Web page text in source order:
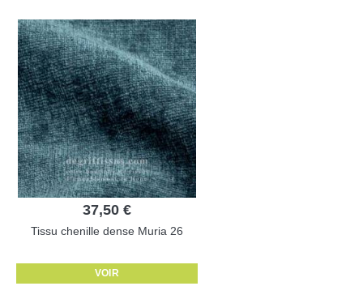
37,50 €
Tissu chenille dense Muria 26
VOIR